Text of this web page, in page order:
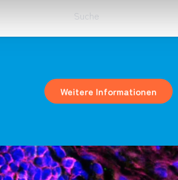
Weitere Informationen